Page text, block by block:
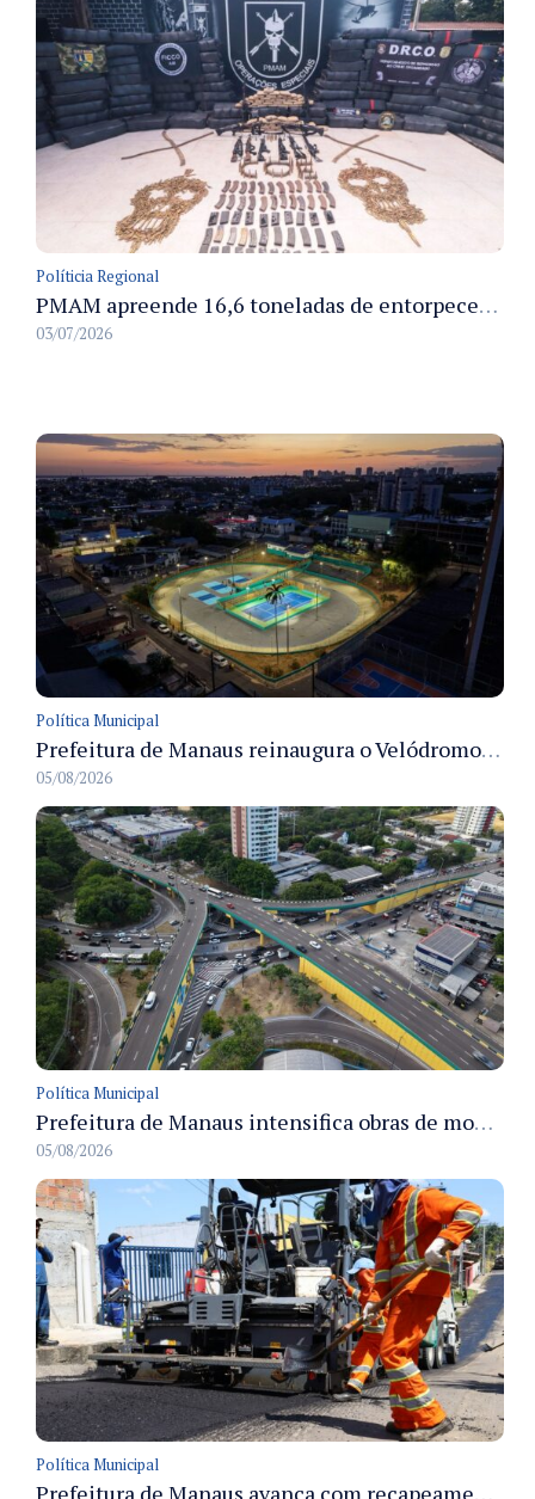
Políticia Regional
PMAM apreende 16,6 toneladas de entorpecentes e registra aumento nas prisões em flagrante e nas capturas de foragidos no primeiro semestre de 2026
03/07/2026
Política Municipal
Prefeitura de Manaus reinaugura o Velódromo Professora Alzira Campos e entrega espaço esportivo totalmente revitalizado
05/08/2026
Política Municipal
Prefeitura de Manaus intensifica obras de modernização no viaduto Miguel Arraes para ampliar segurança e acessibilidade na região
05/08/2026
Política Municipal